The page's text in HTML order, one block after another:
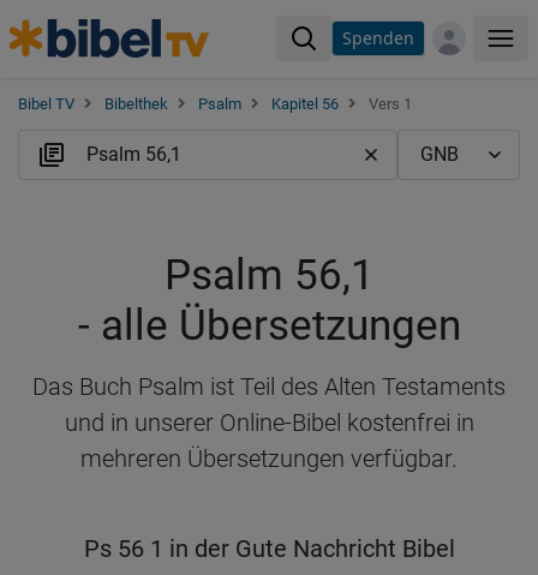
Spenden
Bibel TV Bibelthek Psalm Kapitel 56 Vers 1
Psalm 56,1
- alle Übersetzungen
Das Buch Psalm ist Teil des Alten Testaments
und in unserer Online-Bibel kostenfrei in
mehreren Übersetzungen verfügbar.
Ps 56 1 in der Gute Nachricht Bibel